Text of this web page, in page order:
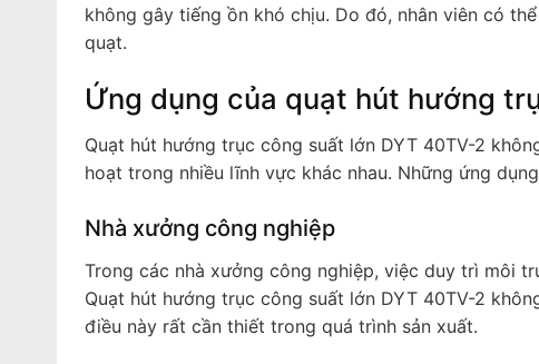
không gây tiếng ồn khó chịu. Do đó, nhân viên có
quạt.
Ứng dụng của quạt hút hướng
Quạt hút hướng trục công suất lớn DYT 40TV-2
hoạt trong nhiều lĩnh vực khác nhau. Những ứng
Nhà xưởng công nghiệp
Trong các nhà xưởng công nghiệp, việc duy trì môi
Quạt hút hướng trục công suất lớn DYT 40TV-2
điều này rất cần thiết trong quá trình sản xuất.